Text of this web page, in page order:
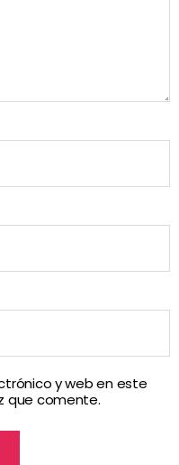
y web en este
que comente.